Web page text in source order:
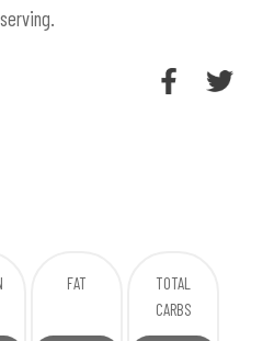
FAT
TOTAL
CARBS